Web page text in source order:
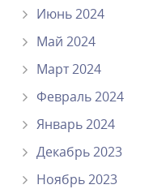
Июнь 2024
Май 2024
Март 2024
Февраль 2024
Январь 2024
Декабрь 2023
Ноябрь 2023